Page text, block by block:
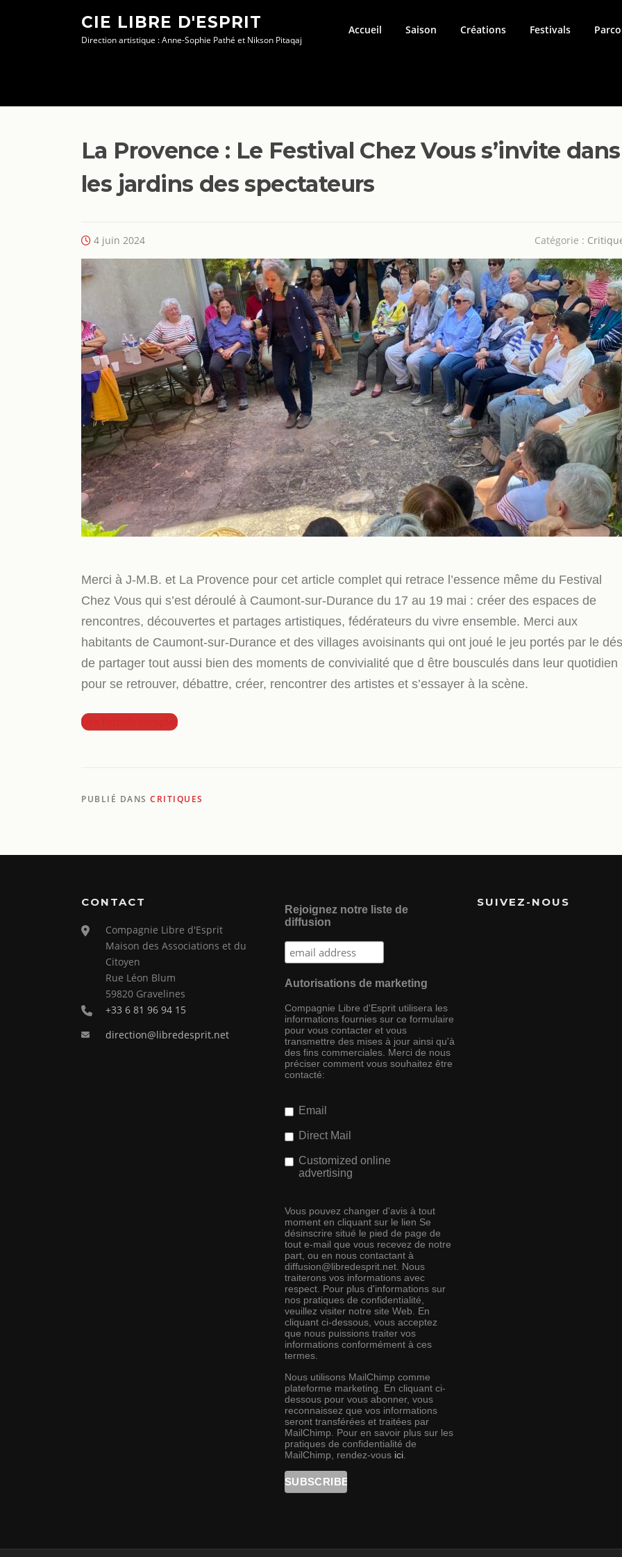
CIE LIBRE D'ESPRIT
Direction artistique : Anne-Sophie Pathé et Nikson Pitaqaj
Accueil Saison Créations Festivals
La Provence : Le Festival Chez Vous s’invite dans
les jardins des spectateurs
4 juin 2024 Catégorie :
Merci à J-M.B. et La Provence pour cet article complet qui retrace l’essence même du Festival
Chez Vous qui s’est déroulé à Caumont-sur-Durance du 17 au 19 mai : créer des espaces de
rencontres, découvertes et partages artistiques, fédérateurs du vivre ensemble. Merci aux
habitants de Caumont-sur-Durance et des villages avoisinants qui ont joué le jeu portés par le
de partager tout aussi bien des moments de convivialité que d être bousculés dans leur quotidien
pour se retrouver, débattre, créer, rencontrer des artistes et s’essayer à la scène.
Lire l’article complet
PUBLIÉ DANS CRITIQUES
CONTACT
Compagnie Libre d'Esprit
Maison des Associations et du
Citoyen
Rue Léon Blum
59820 Gravelines
+33 6 81 96 94 15
direction@libredesprit.net
Rejoignez notre liste de
diffusion
Autorisations de marketing
Compagnie Libre d'Esprit utilisera les
informations fournies sur ce formulaire
pour vous contacter et vous
transmettre des mises à jour ainsi qu'à
des fins commerciales. Merci de nous
préciser comment vous souhaitez être
contacté:
Email
Direct Mail
Customized online
advertising
Vous pouvez changer d'avis à tout
moment en cliquant sur le lien Se
désinscrire situé le pied de page de
tout e-mail que vous recevez de notre
part, ou en nous contactant à
diffusion@libredesprit.net. Nous
traiterons vos informations avec
respect. Pour plus d'informations sur
nos pratiques de confidentialité,
veuillez visiter notre site Web. En
cliquant ci-dessous, vous acceptez
que nous puissions traiter vos
informations conformément à ces
termes.
Nous utilisons MailChimp comme
plateforme marketing. En cliquant ci-
dessous pour vous abonner, vous
reconnaissez que vos informations
seront transférées et traitées par
MailChimp. Pour en savoir plus sur les
pratiques de confidentialité de
MailChimp, rendez-vous ici.
SUIVEZ-NOUS